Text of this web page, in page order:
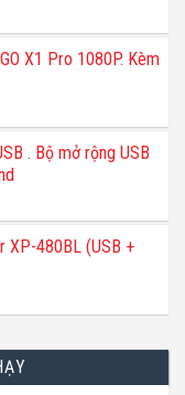
₫.
X1 Pro 1080P. Kèm
. Bộ mở rộng USB
XP-480BL (USB +